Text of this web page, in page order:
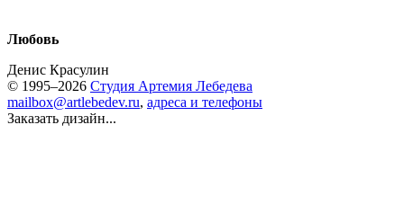
Любовь
Денис Красулин
© 1995–2026 Студия Артемия Лебедева
mailbox@artlebedev.ru, адреса и телефоны
Заказать дизайн...